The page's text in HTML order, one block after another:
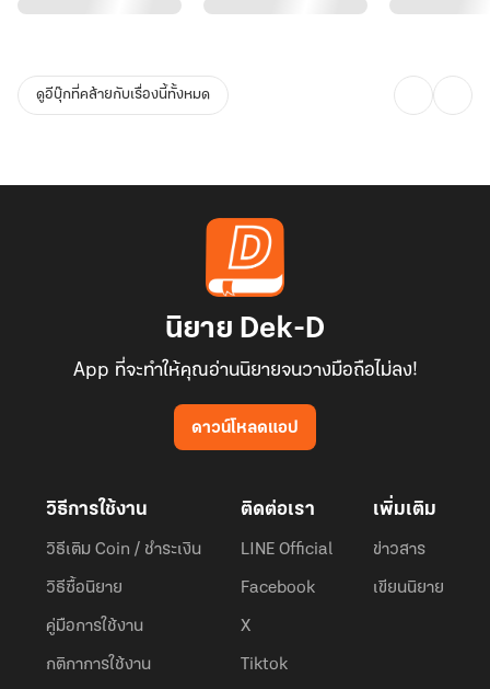
ดูอีบุ๊กที่คล้ายกับเรื่องนี้ทั้งหมด
นิยาย Dek-D
App ที่จะทำให้คุณอ่านนิยายจนวางมือถือไม่ลง!
ดาวน์โหลดแอป
วิธีการใช้งาน
วิธีเติม Coin / ชำระเงิน
วิธีซื้อนิยาย
คู่มือการใช้งาน
กติกาการใช้งาน
ติดต่อเรา
LINE Official
Facebook
X
Tiktok
เพิ่มเติม
ข่าวสาร
เขียนนิยาย